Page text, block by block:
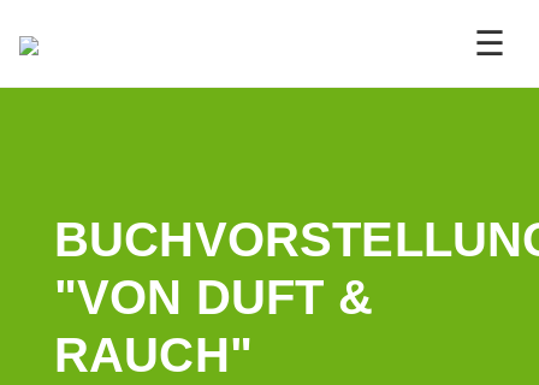
☰
"VON DUFT &
RAUCH"